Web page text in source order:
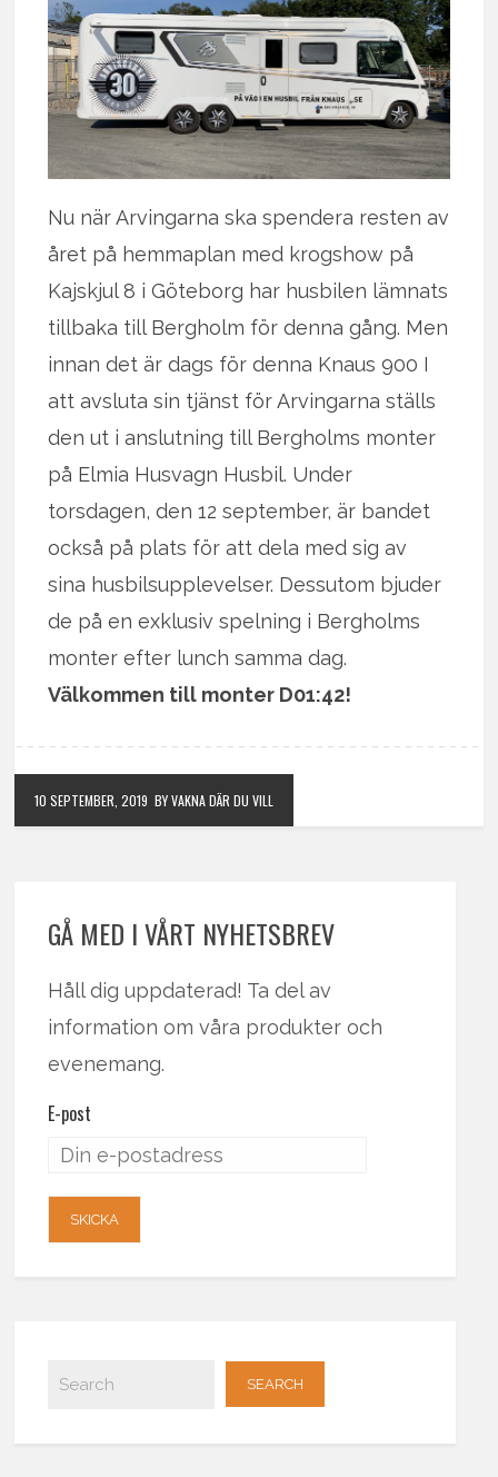
Nu när Arvingarna ska spendera resten av
året på hemmaplan med krogshow på
Kajskjul 8 i Göteborg har husbilen lämnats
tillbaka till Bergholm för denna gång. Men
innan det är dags för denna Knaus 900 I
att avsluta sin tjänst för Arvingarna ställs
den ut i anslutning till Bergholms monter
på Elmia Husvagn Husbil. Under
torsdagen, den 12 september, är bandet
också på plats för att dela med sig av
sina husbilsupplevelser. Dessutom bjuder
de på en exklusiv spelning i Bergholms
monter efter lunch samma dag.
Välkommen till monter D01:42!
10 SEPTEMBER, 2019 BY VAKNA DÄR DU VILL
GÅ MED I VÅRT NYHETSBREV
Håll dig uppdaterad! Ta del av
information om våra produkter och
evenemang.
E-post